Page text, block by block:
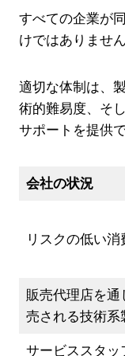
すべての企業が
けではありません
適切な体制は、
術的難易度、そ
サポートを提供
会社の状況
リスクの低い消
販売代理店を通
売される技術系
サービススタッ